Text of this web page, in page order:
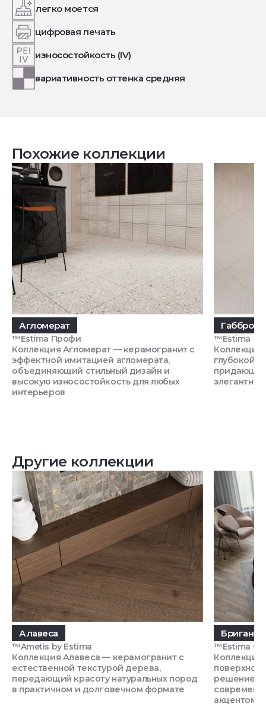
легко моется
цифровая печать
износостойкость (IV)
вариативность оттенка средняя
Похожие коллекции
Агломерат
™Estima Профи
Коллекция Агломерат — керамогранит с
эффектной имитацией агломерата,
объединяющий стильный дизайн и
высокую износостойкость для любых
интерьеров
Габбро
™Estima
Коллекция
глубокой
придающий
Другие коллекции
Алавеса
™Ametis by Estima
Коллекция Алавеса — керамогранит с
естественной текстурой дерева,
передающий красоту натуральных пород
в практичном и долговечном формате
™Estima
Коллекция
решением
акцентом